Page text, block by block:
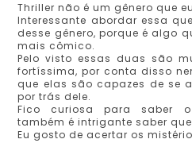
Thriller não é um gênero que
Interessante abordar essa
desse gênero, porque é algo
mais cômico.
Pelo visto essas duas são
fortíssima, por conta disso
que elas são capazes de se
por trás dele.
Fico curiosa para saber
também é intrigante saber
Eu gosto de acertar os